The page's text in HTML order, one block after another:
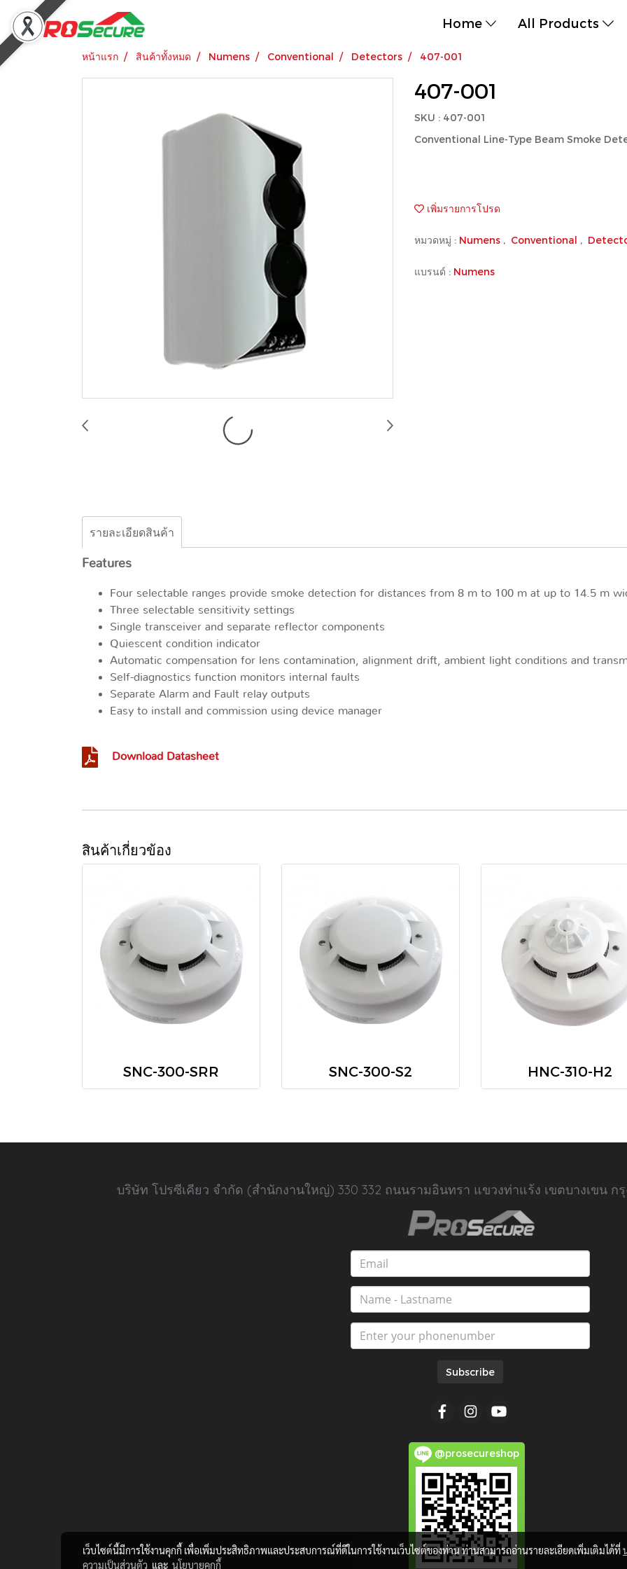
Home All Products
หน้าแรก สินค้าทั้งหมด Numens Conventional Detectors 407-001
407-001
SKU : 407-001
Conventional Line-Type Beam Smoke
เพิ่มรายการโปรด
หมวดหมู่ : Numens , Conventional ,
แบรนด์ : Numens
รายละเอียดสินค้า
Features
Four selectable ranges provide smoke detection for distances from 8 m to 100 m at up to 14.5 m
Three selectable sensitivity settings
Single transceiver and separate reflector components
Quiescent condition indicator
Automatic compensation for lens contamination, alignment drift, ambient light conditions and
Self-diagnostics function monitors internal faults
Separate Alarm and Fault relay outputs
Easy to install and commission using device manager
Download Datasheet
สินค้าเกี่ยวข้อง
SNC-300-SRR SNC-300-S2 HNC-310-H2
บริษัท โปรซีเคียว จำกัด (สำนักงานใหญ่) 330 332 ถนนรามอินทรา แขวงท่าแร้ง เขตบางเขน กรุ
Subscribe
@prosecureshop
เว็บไซต์นี้มีการใช้งานคุกกี้ เพื่อเพิ่มประสิทธิภาพและประสบการณ์ที่ดีในการใช้งานเว็บไซต์ของท่าน ท่านสามารถอ่านรายละเอียดเพิ่มเติมได้ที่
ความเป็นส่วนตัว และ นโยบายคุกกี้